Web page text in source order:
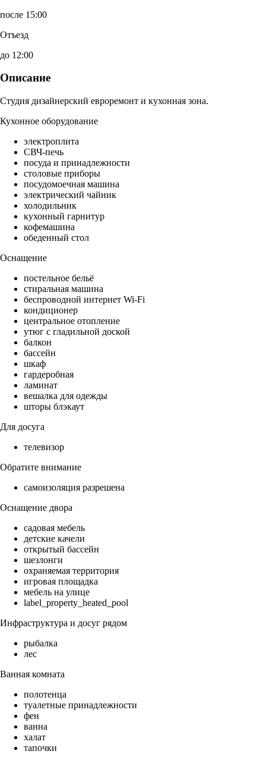
после 15:00
Отъезд
до 12:00
Описание
Студия дизайнерский евроремонт и кухонная зона.
Кухонное оборудование
электроплита
СВЧ-печь
посуда и принадлежности
столовые приборы
посудомоечная машина
электрический чайник
холодильник
кухонный гарнитур
кофемашина
обеденный стол
Оснащение
постельное бельё
стиральная машина
беспроводной интернет Wi-Fi
кондиционер
центральное отопление
утюг с гладильной доской
балкон
бассейн
шкаф
гардеробная
ламинат
вешалка для одежды
шторы блэкаут
Для досуга
телевизор
Обратите внимание
самоизоляция разрешена
Оснащение двора
садовая мебель
детские качели
открытый бассейн
шезлонги
охраняемая территория
игровая площадка
мебель на улице
label_property_heated_pool
Инфраструктура и досуг рядом
рыбалка
лес
Ванная комната
полотенца
туалетные принадлежности
фен
ванна
халат
тапочки